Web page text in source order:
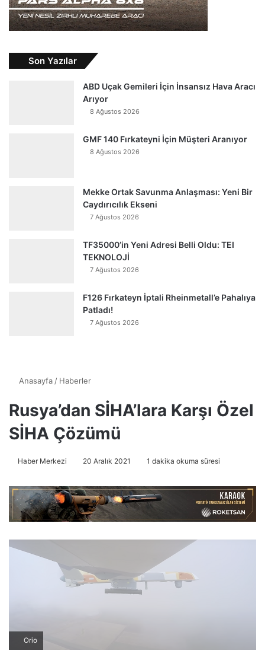
Son Yazılar
ABD Uçak Gemileri İçin İnsansız Hava Aracı
Arıyor
8 Ağustos 2026
GMF 140 Fırkateyni İçin Müşteri Aranıyor
8 Ağustos 2026
Mekke Ortak Savunma Anlaşması: Yeni Bir
Caydırıcılık Ekseni
7 Ağustos 2026
TF35000’in Yeni Adresi Belli Oldu: TEI
TEKNOLOJİ
7 Ağustos 2026
F126 Fırkateyn İptali Rheinmetall’e Pahalıya
Patladı!
7 Ağustos 2026